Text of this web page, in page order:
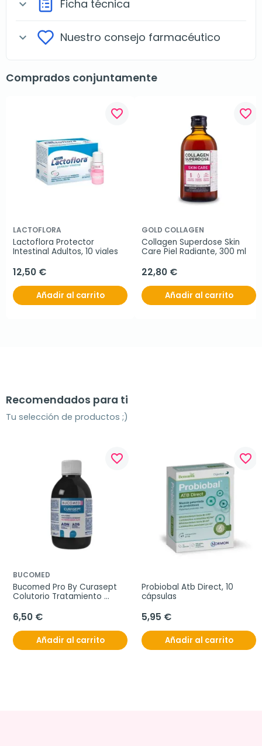
expand_more Ficha técnica
expand_more Nuestro consejo farmacéutico
Comprados conjuntamente
favorite_border
LACTOFLORA
Lactoflora Protector
Intestinal Adultos, 10 viales
12,50 €
Añadir al carrito
favorite_border
GOLD COLLAGEN
Collagen Superdose Skin
Care Piel Radiante, 300 ml
22,80 €
Añadir al carrito
Recomendados para ti
Tu selección de productos ;)
favorite_border
BUCOMED
Bucomed Pro By Curasept
Colutorio Tratamiento
200 ml
6,50 €
Añadir al carrito
favorite_border
Probiobal Atb Direct, 10
cápsulas
5,95 €
Añadir al carrito